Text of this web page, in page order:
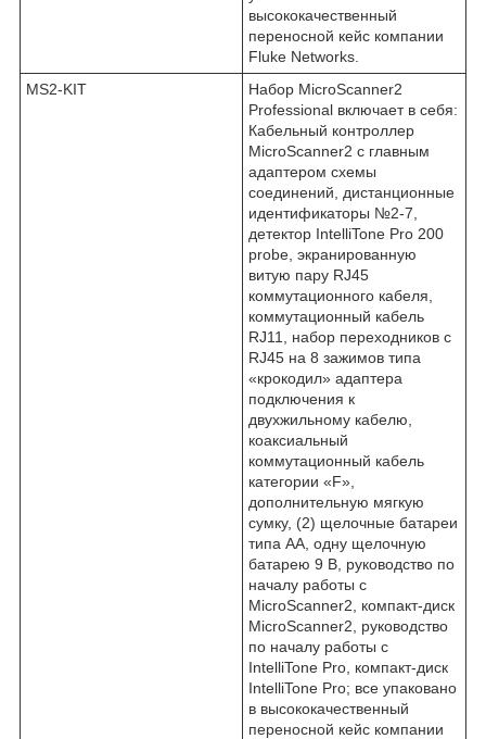
высококачественный
переносной кейс компании
Fluke Networks.
MS2-KIT
Набор MicroScanner2
Professional включает в себя:
Кабельный контроллер
MicroScanner2 с главным
адаптером схемы
соединений, дистанционные
идентификаторы №2-7,
детектор IntelliTone Pro 200
probe, экранированную
витую пару RJ45
коммутационного кабеля,
коммутационный кабель
RJ11, набор переходников с
RJ45 на 8 зажимов типа
«крокодил» адаптера
подключения к
двухжильному кабелю,
коаксиальный
коммутационный кабель
категории «F»,
дополнительную мягкую
сумку, (2) щелочные батареи
типа АА, одну щелочную
батарею 9 В, руководство по
началу работы с
MicroScanner2, компакт-диск
MicroScanner2, руководство
по началу работы с
IntelliTone Pro, компакт-диск
IntelliTone Pro; все упаковано
в высококачественный
переносной кейс компании